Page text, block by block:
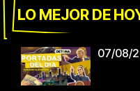
LO MEJOR DE
07/08/